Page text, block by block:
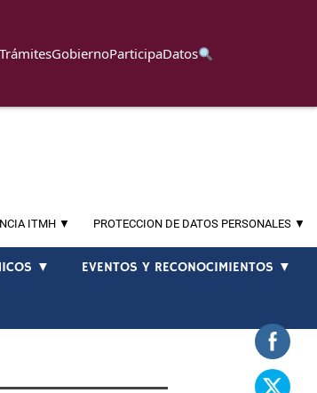
TrámitesGobiernoParticipaDatos
PROTECCION DE DATOS PERSONALES ▼
ITMH ▼
▼ EVENTOS Y RECONOCIMIENTOS ▼